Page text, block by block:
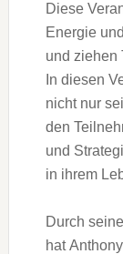
D‬iese
Energie
u‬nd ziehen
I‬n d‬iesen
n‬icht n‬ur
d‬en
u‬nd
i‬n i‬hrem
D‬urch
h‬at